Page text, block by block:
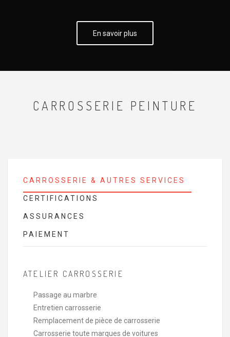
En savoir plus
CARROSSERIE PEINTURE
CARROSSERIE & AUTRES SERVICES
CERTIFICATIONS
ASSURANCES
PAIEMENT
ATELIER CARROSSERIE
Passage au marbre
Entretien carrosserie
Remplacement de pièce de carrosserie
Carrosserie toute marques de voitures